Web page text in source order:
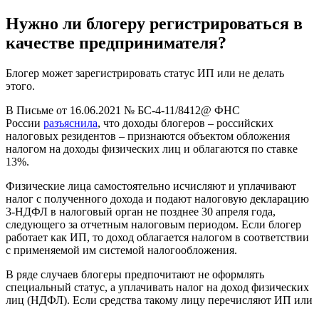
Нужно ли блогеру регистрироваться в
качестве предпринимателя?
Блогер может зарегистрировать статус ИП или не делать
этого.
В Письме от 16.06.2021 № БС-4-11/8412@ ФНС
России разъяснила, что доходы блогеров – российских
налоговых резидентов – признаются объектом обложения
налогом на доходы физических лиц и облагаются по ставке
13%.
Физические лица самостоятельно исчисляют и уплачивают
налог с полученного дохода и подают налоговую декларацию
3-НДФЛ в налоговый орган не позднее 30 апреля года,
следующего за отчетным налоговым периодом. Если блогер
работает как ИП, то доход облагается налогом в соответствии
с применяемой им системой налогообложения.
В ряде случаев блогеры предпочитают не оформлять
специальный статус, а уплачивать налог на доход физических
лиц (НДФЛ). Если средства такому лицу перечисляют ИП или